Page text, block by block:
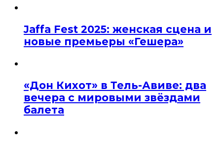
Jaffa Fest 2025: женская сцена и
новые премьеры «Гешера»
«Дон Кихот» в Тель-Авиве: два
вечера с мировыми звёздами
балета